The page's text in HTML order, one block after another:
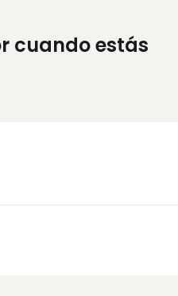
cuando estás